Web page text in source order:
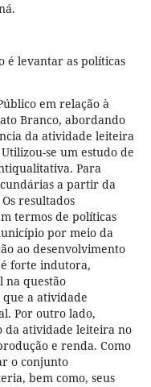
é levantar as políticas
em relação à
Branco, abordando
da atividade leiteira
se um estudo de
Para
a partir da
resultados
termos de políticas
por meio da
ao desenvolvimento
forte indutora,
na questão
que a atividade
Por outro lado,
da atividade leiteira no
e renda. Como
o conjunto
bem como, seus